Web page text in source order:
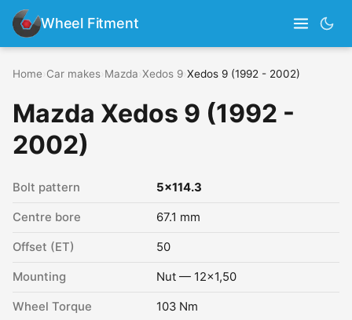
Wheel Fitment
Home Car makes Mazda Xedos 9 Xedos 9 (1992 - 2002)
Mazda Xedos 9 (1992 -
2002)
Bolt pattern 5x114.3
Centre bore 67.1 mm
Offset (ET) 50
Mounting Nut — 12x1,50
Wheel Torque 103 Nm